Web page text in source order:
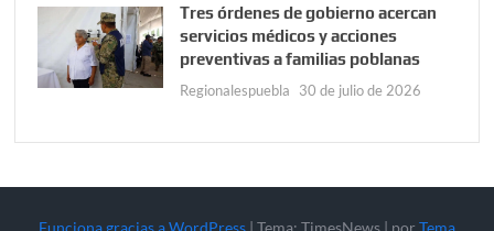
Tres órdenes de gobierno acercan
servicios médicos y acciones
preventivas a familias poblanas
Regionalespuebla 30 de julio de 2026
Funciona gracias a WordPress | Tema: TimesNews | por Tema